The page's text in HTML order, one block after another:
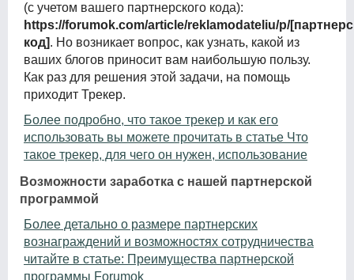
(с учетом вашего партнерского кода):
https://forumok.com/article/reklamodateliu/p/
код]. Но возникает вопрос, как узнать, какой из
ваших блогов приносит вам наибольшую пользу.
Как раз для решения этой задачи, на помощь
приходит Трекер.
Более подробно, что такое трекер и как его
использовать вы можете прочитать в статье Что
такое трекер, для чего он нужен, использование
Возможности заработка с нашей партнерской
программой
Более детально о размере партнерских
вознаграждений и возможностях сотрудничества
читайте в статье: Преимущества партнерской
программы Forumok